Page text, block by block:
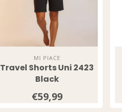
MI PIACE
Travel Shorts Uni 2423
Black
€59,99